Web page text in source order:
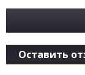
Оставить